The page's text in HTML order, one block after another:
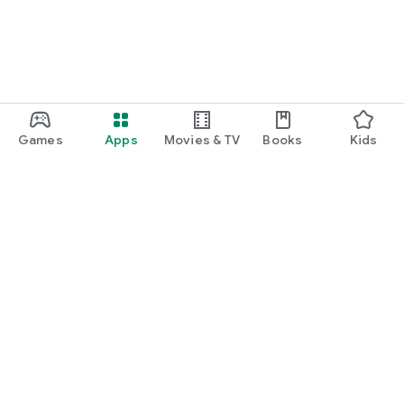
Games Apps Movies & TV Books Kids